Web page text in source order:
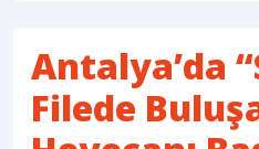
Antalya’da
Filede